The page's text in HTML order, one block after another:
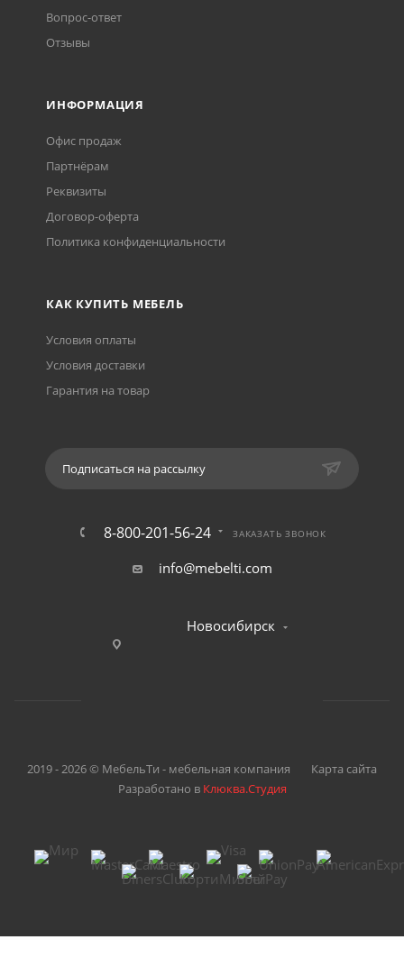
Вопрос-ответ
Отзывы
ИНФОРМАЦИЯ
Офис продаж
Партнёрам
Реквизиты
Договор-оферта
Политика конфиденциальности
КАК КУПИТЬ МЕБЕЛЬ
Условия оплаты
Условия доставки
Гарантия на товар
Подписаться на рассылку
8-800-201-56-24 ЗАКАЗАТЬ ЗВОНОК
info@mebelti.com
Новосибирск
2019 - 2026 © МебельТи - мебельная компания
Карта сайта
Разработано в Клюква.Студия